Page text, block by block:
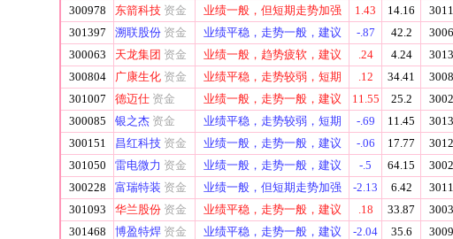
300978
东箭科技 资金 业绩一般，但短期走势加强 1.43 14.16
301397
溯联股份 资金 业绩平稳，走势一般，建议 -.87 42.2
300063
天龙集团 资金 业绩一般，趋势疲软，建议 .24 4.24
300804
广康生化 资金 业绩平稳，走势较弱，短期 .12 34.41
301007
德迈仕 资金 业绩一般，走势一般，建议 11.55 25.2
300085
银之杰 资金 业绩平稳，走势较弱，短期 -.69 11.45
300151
昌红科技 资金 业绩一般，走势一般，建议 -.06 17.77
301050
雷电微力 资金 业绩一般，走势一般，建议 -.5 64.15
300228
富瑞特装 资金 业绩一般，但短期走势加强 -2.13 6.42
301093
华兰股份 资金 业绩平稳，走势一般，建议 .18 33.87
301468
博盈特焊 资金 业绩平稳，走势一般，建议 -2.04 35.6